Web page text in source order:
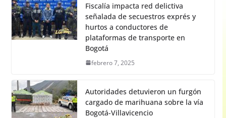
Fiscalía impacta red delictiva
señalada de secuestros exprés y
hurtos a conductores de
plataformas de transporte en
Bogotá
febrero 7, 2025
Autoridades detuvieron un furgón
cargado de marihuana sobre la vía
Bogotá-Villavicencio